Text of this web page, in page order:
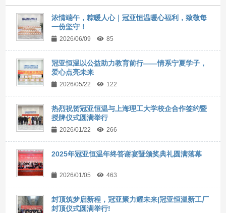
浓情端午，粽暖人心｜冠亚恒温暖心福利，致敬每
一份坚守！
2026/06/09 85
冠亚恒温以公益助力教育前行——情系宁夏学子，
爱心点亮未来
2026/05/22 122
热烈祝贺冠亚恒温与上海理工大学校企合作签约暨
授牌仪式圆满举行
2026/01/22 266
2025年冠亚恒温年终答谢宴暨颁奖典礼圆满落幕
2026/01/05 463
封顶筑梦启新程，冠亚聚力耀未来|冠亚恒温新工厂
封顶仪式圆满举行!